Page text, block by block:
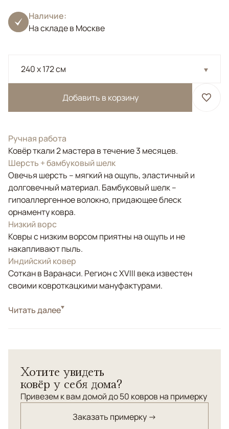
Наличие:
На складе в Москве
240 x 172 см
Добавить в корзину
Ручная работа
Ковёр ткали 2 мастера в течение 3 месяцев.
Шерсть + бамбуковый шелк
Овечья шерсть – мягкий на ощупь, эластичный и
долговечный материал. Бамбуковый шелк –
гипоаллергенное волокно, придающее блеск
орнаменту ковра.
Низкий ворс
Ковры с низким ворсом приятны на ощупь и не
накапливают пыль.
Индийский ковер
Соткан в Варанаси. Регион с XVIII века известен
своими ковроткацкими мануфактурами.
СтильСовременные
плотности, созданные для интерьеров, где важны
статус, тактильность и глубина материала.
Лаконичный дизайн и благородная текстура делают
подчёркивающей архитектуру и свет.
Читать далее
Хотите увидеть
ковёр у себя дома?
Привезем к вам домой до 50 ковров на примерку
Заказать примерку →